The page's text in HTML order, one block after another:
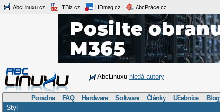
AbcLinuxu.cz ITBiz.cz HDmag.cz AbcPráce.cz
AbcLinuxu hledá autory!
Poradna FAQ Hardware Software Články Učebnice
Styl